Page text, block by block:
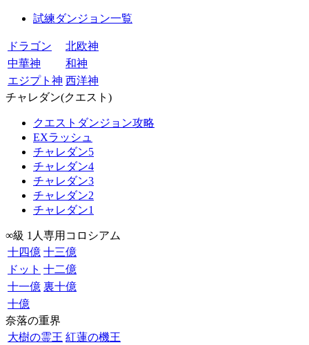
試練ダンジョン一覧
ドラゴン
北欧神
中華神
和神
エジプト神 西洋神
チャレダン(クエスト)
クエストダンジョン攻略
EXラッシュ
チャレダン5
チャレダン4
チャレダン3
チャレダン2
チャレダン1
∞級 1人専用コロシアム
十四億 十三億
ドット 十二億
十一億 裏十億
十億
奈落の重界
大樹の霊王 紅蓮の機王